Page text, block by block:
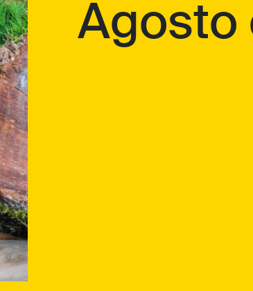
Agosto